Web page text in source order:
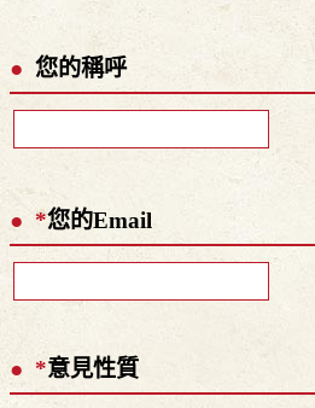
您的稱呼
*您的Email
*意見性質